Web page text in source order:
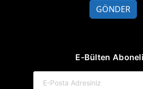
GÖNDER
E-Bülten